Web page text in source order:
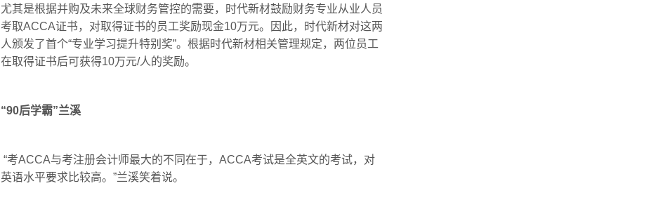
尤其是根据并购及未来全球财务管控的需要，时代新材鼓励财务专业从业人员
考取ACCA证书，对取得证书的员工奖励现金10万元。因此，时代新材对这两
人颁发了首个“专业学习提升特别奖”。根据时代新材相关管理规定，两位员工
在取得证书后可获得10万元/人的奖励。
“90后学霸”兰溪
“考ACCA与考注册会计师最大的不同在于，ACCA考试是全英文的考试，对
英语水平要求比较高。”兰溪笑着说。